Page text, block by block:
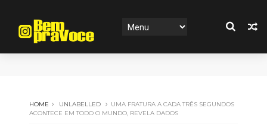
HOME UNLABELLED
UMA FRATURA A CADA TRÊS SEGUNDOS
ACONTECE EM TODO O MUNDO, REVELA DADOS